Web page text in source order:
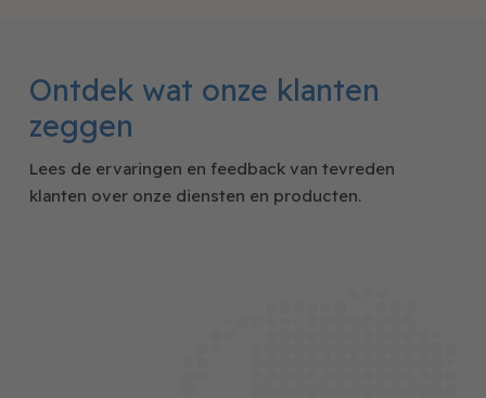
Ontdek wat onze klanten
zeggen
Lees de ervaringen en feedback van tevreden
klanten over onze diensten en producten.